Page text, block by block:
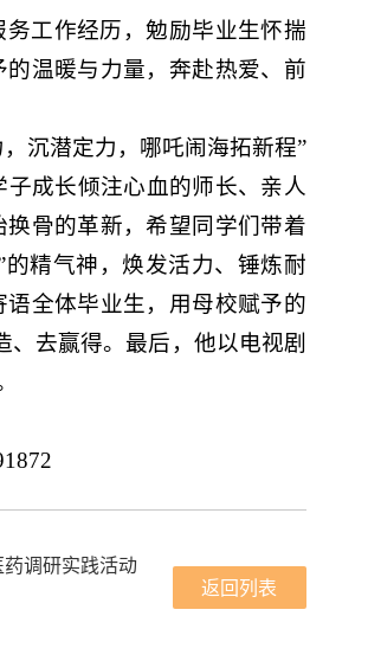
工作经历，勉励毕业生怀揣
温暖与力量，奔赴热爱、前
沉潜定力，哪吒闹海拓新程”
成长倾注心血的师长、亲人
骨的革新，希望同学们带着
精气神，焕发活力、锤炼耐
全体毕业生，用母校赋予的
、去赢得。最后，他以电视剧
返回列表
调研实践活动